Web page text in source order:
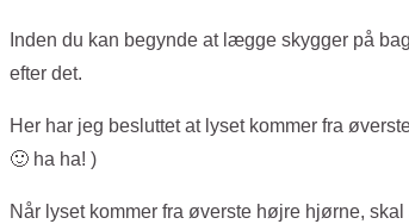
Inden du kan begynde at lægge skygger på
efter det.
Her har jeg besluttet at lyset kommer fra
🙂 ha ha! )
Når lyset kommer fra øverste højre hjørne,